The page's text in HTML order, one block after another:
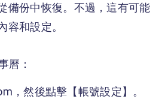
備份中恢復。不過，這有可能
容和設定。
曆：
，然後點擊【帳號設定】。